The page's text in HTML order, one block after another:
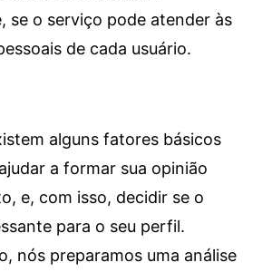
se o serviço pode atender às
de cada usuário.
alguns fatores básicos
a formar sua opinião
e, com isso, decidir se o
para o seu perfil.
nós preparamos uma análise